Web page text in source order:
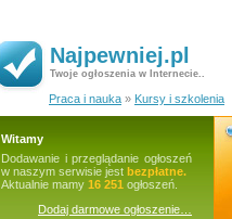
Najpewniej.pl
Twoje ogłoszenia w Internecie..
Praca i nauka » Kursy i szkolenia
Witamy
Dodawanie i przeglądanie ogłoszeń
w naszym serwisie jest bezpłatne.
Aktualnie mamy 16 251 ogłoszeń.
Dodaj darmowe ogłoszenie…